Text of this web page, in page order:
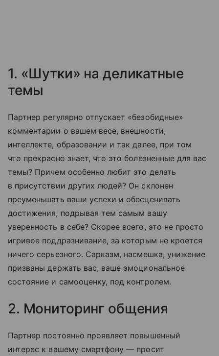
1. «Шутки» на деликатные
темы
Партнер регулярно отпускает «безобидные»
комментарии о вашем весе, внешности,
интеллекте, образовании и так далее, при том
что прекрасно знает, что это болезненные для вас
темы? Причем особенно любит это делать
в присутствии других людей? Он склонен
преуменьшать ваши успехи и обесценивать
достижения, подрывая тем самым вашу
уверенность в себе? Скорее всего, это не просто
игривое поддразнивание, за которым не кроется
ничего серьезного. Сарказм, насмешка, унижение
призваны держать вас, ваше эмоциональное
состояние и самооценку, под контролем.
2. Мониторинг общения
Партнер постоянно проявляет повышенный
интерес к вашему смартфону — просит